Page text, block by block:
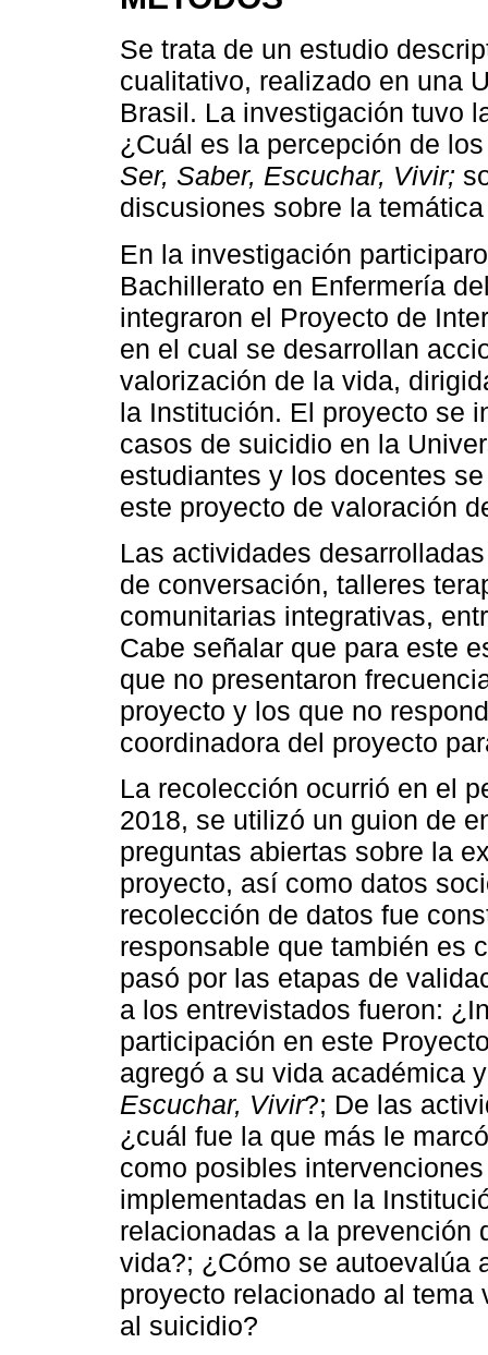
Se trata de un estudio
cualitativo, realizado en una
Brasil. La investigación tuvo
¿Cuál es la percepción de
Ser, Saber, Escuchar, Vivir;
discusiones sobre la
En la investigación
Bachillerato en Enfermería
integraron el Proyecto de
en el cual se desarrollan
valorización de la vida,
la Institución. El proyecto se
casos de suicidio en la
estudiantes y los docentes
este proyecto de valoración
Las actividades
de conversación, talleres
comunitarias integrativas,
Cabe señalar que para este
que no presentaron
proyecto y los que no
coordinadora del proyecto
La recolección ocurrió en el
2018, se utilizó un guion de
preguntas abiertas sobre la
proyecto, así como datos
recolección de datos fue
responsable que también es
pasó por las etapas de
a los entrevistados fueron:
participación en este
agregó a su vida académica
Escuchar, Vivir?; De las
¿cuál fue la que más le
como posibles
implementadas en la
relacionadas a la prevención
vida?; ¿Cómo se autoevalúa
proyecto relacionado al
al suicidio?